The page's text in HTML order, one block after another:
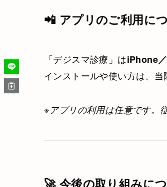
📲 アプリのご利用に
「デジスマ診療」はiPhone
インストールや使い方は、当
※アプリの利用は任意です。
🚀 今後の取り組みに